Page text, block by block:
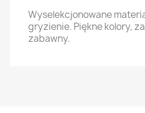
Wyselekcjonowane
gryzienie. Piękne kolory,
zabawny.